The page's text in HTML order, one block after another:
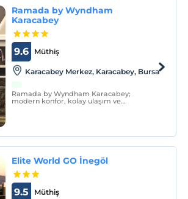
Ramada by Wyndham
Karacabey
Müthiş
9.6
Karacabey Merkez, Karacabey, Bursa
Ramada by Wyndham Karacabey;
modern konfor, kolay ulaşım ve
seyahat eden misafirlere konforlu b
Elite World GO İnegöl
Müthiş
9.5